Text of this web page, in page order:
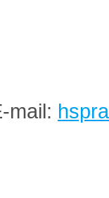
mail: